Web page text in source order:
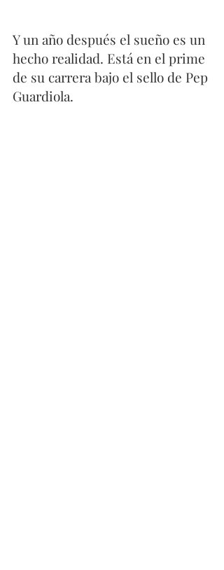
Y un año después el sueño es un
hecho realidad. Está en el prime
de su carrera bajo el sello de Pep
Guardiola.